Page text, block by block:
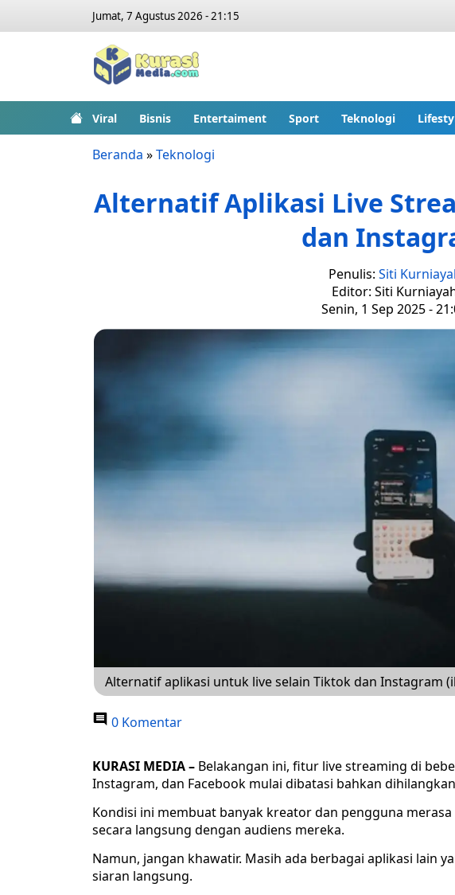
Jumat, 7 Agustus 2026 - 21:15
Viral Bisnis Entertaiment Sport Teknologi
Beranda »Teknologi
Alternatif Aplikasi Live
dan
Penulis: Siti
Editor: Siti
Senin, 1 Sep 2025 -
Alternatif aplikasi untuk live selain Tiktok dan Instagram
0 Komentar
KURASI MEDIA – Belakangan ini, fitur live streaming di
Instagram, dan Facebook mulai dibatasi bahkan
Kondisi ini membuat banyak kreator dan pengguna
secara langsung dengan audiens mereka.
Namun, jangan khawatir. Masih ada berbagai aplikasi lain
siaran langsung.